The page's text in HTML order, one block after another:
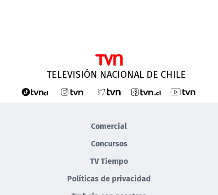
TELEVISIÓN NACIONAL DE CHILE
Comercial
Concursos
TV Tiempo
Políticas de privacidad